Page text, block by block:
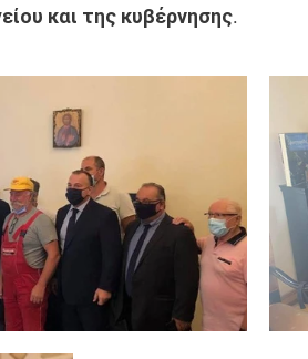
και της κυβέρνησης.